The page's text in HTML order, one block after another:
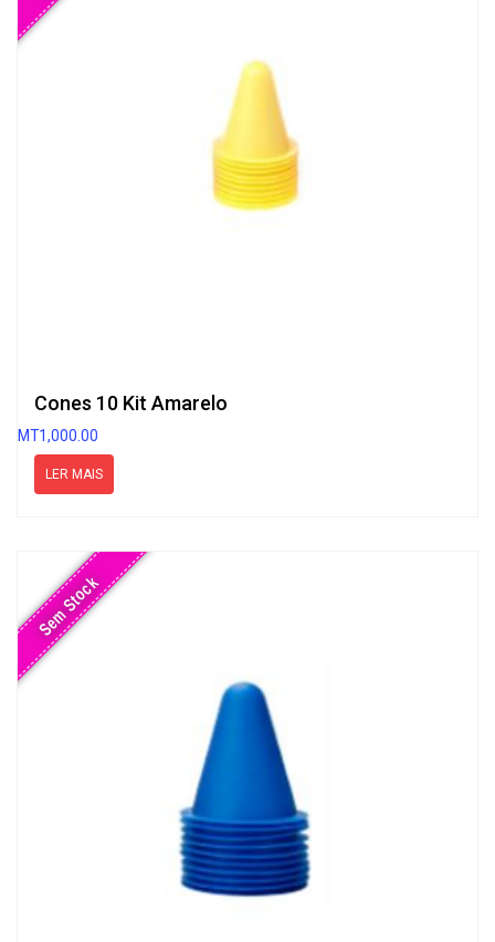
Cones 10 Kit Amarelo
MT1,000.00
LER MAIS
Sem Stock